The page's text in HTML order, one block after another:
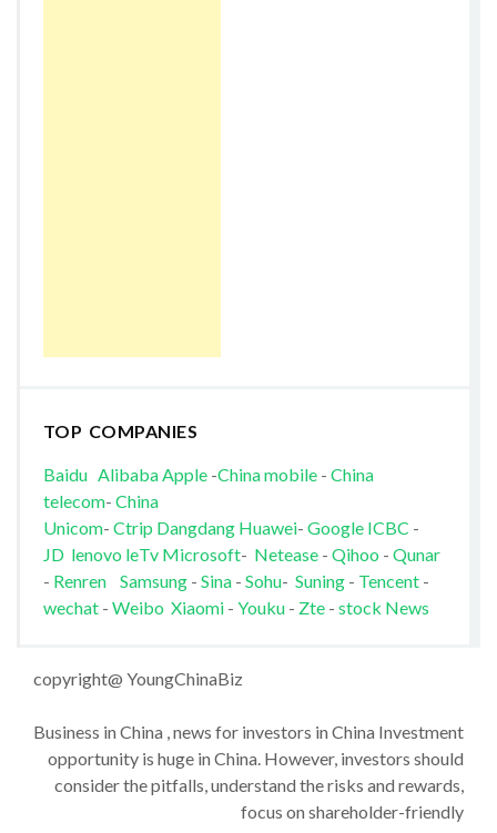
TOP COMPANIES
Baidu AlibabaApple-China mobile- China
telecom- China
Unicom- Ctrip Dangdang Huawei- Google ICBC -
JD lenovo leTv Microsoft- Netease- Qihoo - Qunar
- Renren Samsung- Sina- Sohu- Suning- Tencent-
wechat - Weibo Xiaomi- Youku - Zte- stock News
copyright@ YoungChinaBiz
Business in China , news for investors in China Investment
opportunity is huge in China. However, investors should
consider the pitfalls, understand the risks and rewards,
focus on shareholder-friendly